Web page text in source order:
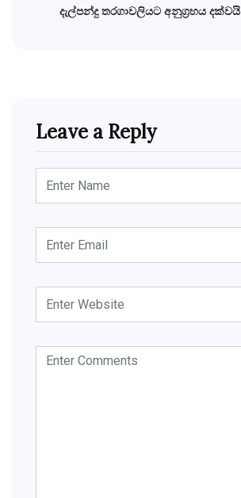
දැල්පන්දු තරගාවලියට අනුග්‍රහය දක්වයි
Leave a Reply